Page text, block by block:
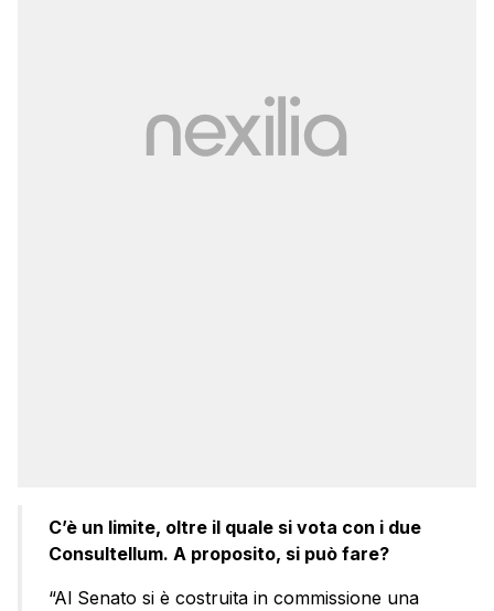
C’è un limite, oltre il quale si vota con i due
Consultellum. A proposito, si può fare?
“Al Senato si è costruita in commissione una